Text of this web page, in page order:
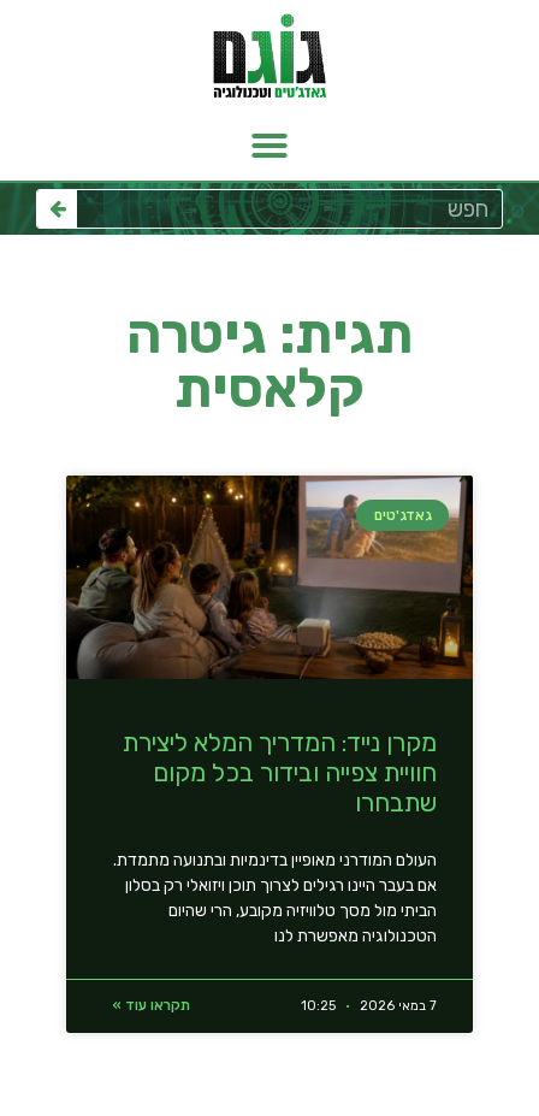
תגית: גיטרה
קלאסית
גאדג'טים
מקרן נייד: המדריך המלא ליצירת
חוויית צפייה ובידור בכל מקום
שתבחרו
העולם המודרני מאופיין בדינמיות ובתנועה מתמדת.
אם בעבר היינו רגילים לצרוך תוכן ויזואלי רק בסלון
הביתי מול מסך טלוויזיה מקובע, הרי שהיום
הטכנולוגיה מאפשרת לנו
תקראו עוד » 7 במאי 2026